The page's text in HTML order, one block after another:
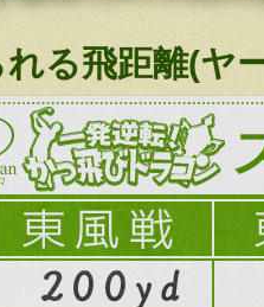
る飛距離(ヤ